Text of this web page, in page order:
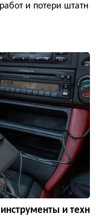
и потери штатн
и техн